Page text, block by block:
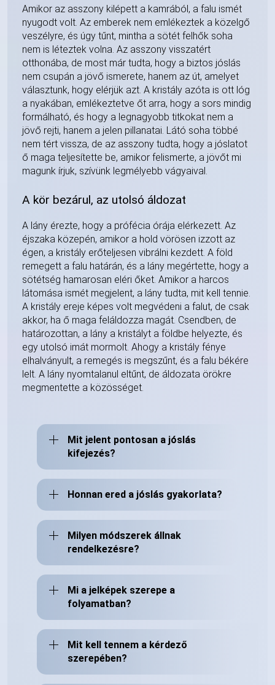
Amikor az asszony kilépett a kamrából, a falu ismét
nyugodt volt. Az emberek nem emlékeztek a közelgő
veszélyre, és úgy tűnt, mintha a sötét felhők soha
nem is léteztek volna. Az asszony visszatért
otthonába, de most már tudta, hogy a biztos jóslás
nem csupán a jövő ismerete, hanem az út, amelyet
választunk, hogy elérjük azt. A kristály azóta is ott lóg
a nyakában, emlékeztetve őt arra, hogy a sors mindig
formálható, és hogy a legnagyobb titkokat nem a
jövő rejti, hanem a jelen pillanatai. Látó soha többé
nem tért vissza, de az asszony tudta, hogy a jóslatot
ő maga teljesítette be, amikor felismerte, a jövőt mi
magunk írjuk, szívünk legmélyebb vágyaival.
A kör bezárul, az utolsó áldozat
A lány érezte, hogy a prófécia órája elérkezett. Az
éjszaka közepén, amikor a hold vörösen izzott az
égen, a kristály erőteljesen vibrálni kezdett. A föld
remegett a falu határán, és a lány megértette, hogy a
sötétség hamarosan eléri őket. Amikor a harcos
látomása ismét megjelent, a lány tudta, mit kell tennie.
A kristály ereje képes volt megvédeni a falut, de csak
akkor, ha ő maga feláldozza magát. Csendben, de
határozottan, a lány a kristályt a földbe helyezte, és
egy utolsó imát mormolt. Ahogy a kristály fénye
elhalványult, a remegés is megszűnt, és a falu békére
lelt. A lány nyomtalanul eltűnt, de áldozata örökre
megmentette a közösséget.
Mit jelent pontosan a jóslás
kifejezés?
Honnan ered a jóslás gyakorlata?
Milyen módszerek állnak
rendelkezésre?
Mi a jelképek szerepe a
folyamatban?
Mit kell tennem a kérdező
szerepében?